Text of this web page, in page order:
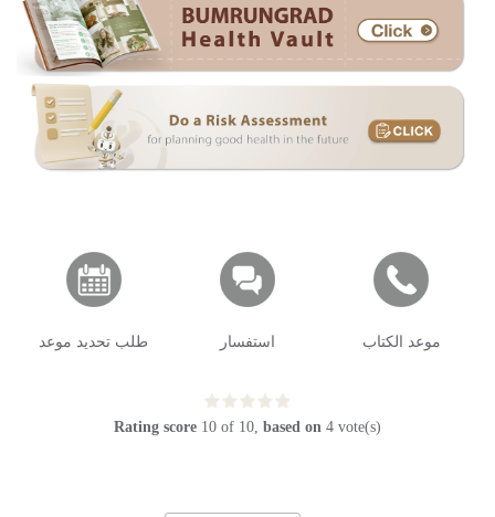
موعد الكتاب استفسار طلب تحديد موعد
Rating score 10 of 10, based on 4 vote(s)